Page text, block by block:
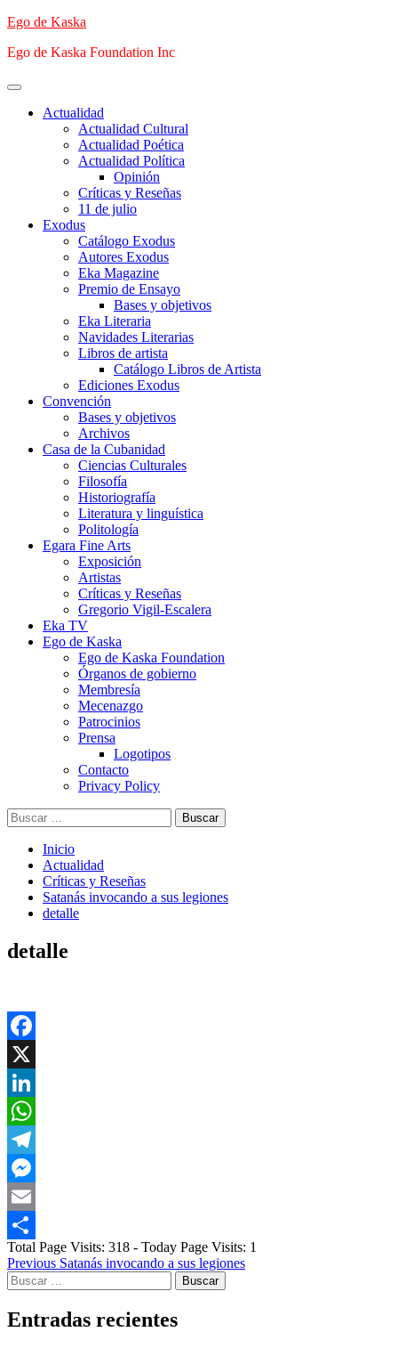
Saltar
contenido
Ego de Kaska
Ego de Kaska Foundation Inc
Menú
principalActualidad
Actualidad Cultural
Actualidad Poética
Actualidad Política
Opinión
Críticas y Reseñas
11 de julio
Exodus
Catálogo Exodus
Autores Exodus
Eka Magazine
Premio de Ensayo
Bases y objetivos
Eka Literaria
Navidades Literarias
Libros de artista
Catálogo Libros de Artista
Ediciones Exodus
Convención
Bases y objetivos
Archivos
Casa de la Cubanidad
Ciencias Culturales
Filosofía
Historiografía
Literatura y linguística
Politología
Egara Fine Arts
Exposición
Artistas
Críticas y Reseñas
Gregorio Vigil-Escalera
Eka TV
Ego de Kaska
Ego de Kaska Foundation
Órganos de gobierno
Membresía
Mecenazgo
Patrocinios
Prensa
Logotipos
Contacto
Privacy Policy
Buscar:
Inicio
Actualidad
Críticas y Reseñas
Satanás invocando a sus legiones
detalle
detalle
Facebook
X
LinkedIn
WhatsApp
Telegram
Messenger
Email
Compartir
Total Page Visits: 318 - Today Page Visits: 1
Post
navigation
Previous Satanás invocando a sus legiones
Buscar:
Entradas recientes